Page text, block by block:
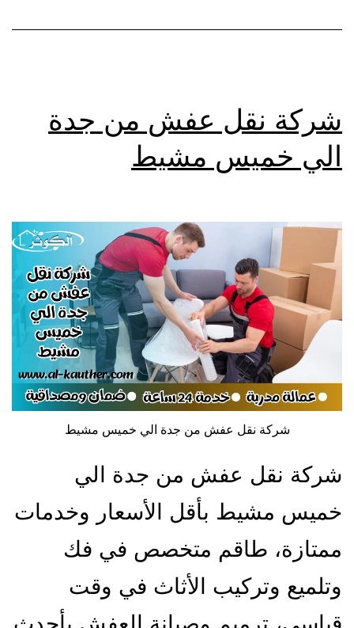
شركة نقل عفش من جدة
الي خميس مشيط
شركة نقل عفش من جدة الي خميس مشيط
شركة نقل عفش من جدة الي
خميس مشيط بأقل الأسعار وخدمات
ممتازة، طاقم متخصص في فك
وتلميع وتركيب الأثاث في وقت